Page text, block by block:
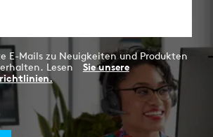
E-Mails zu Neuigkeiten und Produkten
Lesen
Sie unsere